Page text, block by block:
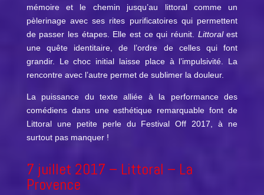
mémoire et le chemin jusqu’au littoral comme un
pèlerinage avec ses rites purificatoires qui permettent
de passer les étapes. Elle est ce qui réunit. Littoralest
une quête identitaire, de l’ordre de celles qui font
grandir. Le choc initial laisse place à l’impulsivité. La
rencontre avec l’autre permet de sublimer la douleur.
La puissance du texte alliée à la performance des
comédiens dans une esthétique remarquable font de
Littoral une petite perle du Festival Off 2017, à ne
surtout pas manquer !
7 juillet 2017 – Littoral – La
Provence